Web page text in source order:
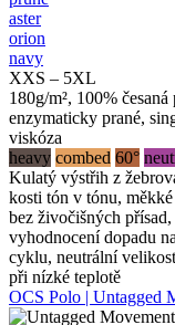
aster
orion
navy
XXS – 5XL
180g/m², 100%
enzymaticky prané,
viskóza
heavy combed 60°
Kulatý výstřih z
kosti tón v tónu,
bez živočišných
vyhodnocení dopadu
cyklu, neutrální
při nízké teplotě
OCS Polo | Untagged